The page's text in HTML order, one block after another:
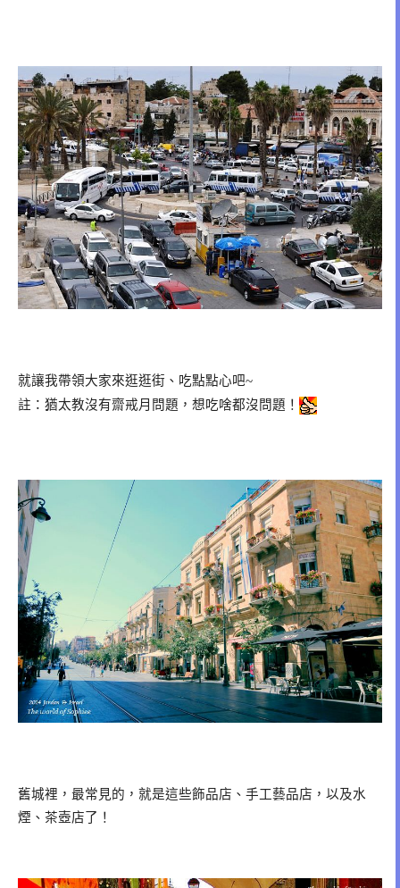
就讓我帶領大家來逛逛街、吃點點心吧~
註：猶太教沒有齋戒月問題，想吃啥都沒問題！
舊城裡，最常見的，就是這些飾品店、手工藝品店，以及水
煙、茶壺店了！